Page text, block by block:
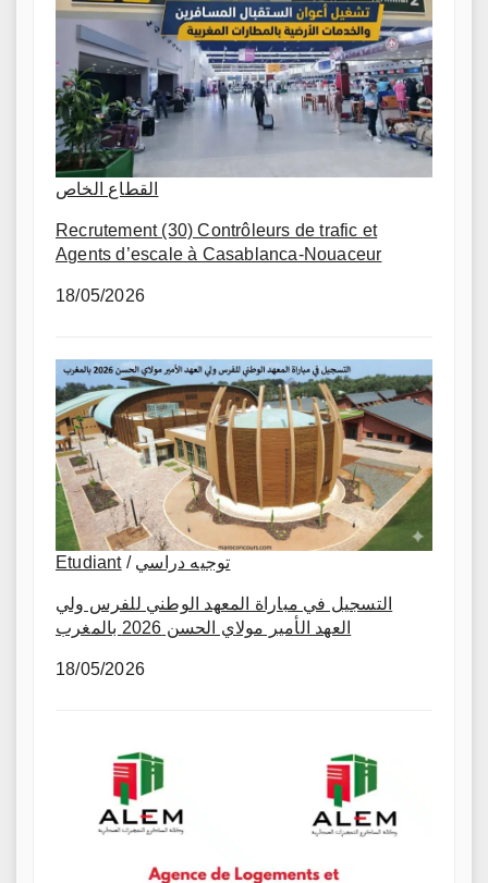
القطاع الخاص
Recrutement (30) Contrôleurs de trafic et
Agents d’escale à Casablanca-Nouaceur
18/05/2026
Etudiant/ توجيه دراسي
التسجيل في مباراة المعهد الوطني للفرس ولي
العهد الأمير مولاي الحسن 2026 بالمغرب
18/05/2026